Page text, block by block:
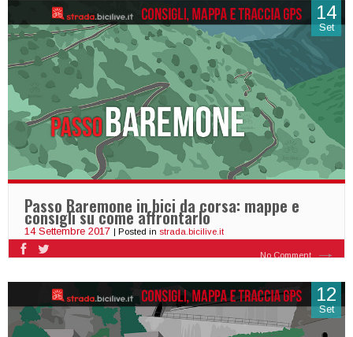
14
Set
Passo Baremone in bici da corsa: mappe e
consigli su come affrontarlo
14 Settembre 2017 | Posted in strada.bicilive.it
No Comment
12
Set